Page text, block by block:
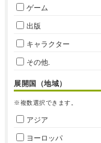
ゲーム
出版
キャラクター
その他.
展開国（地域）
※複数選択できます。
アジア
ヨーロッパ